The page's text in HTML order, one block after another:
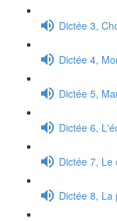
Dictée 3,
Dictée 4,
Dictée 5,
Dictée 6,
Dictée 7, Le
Dictée 8, La